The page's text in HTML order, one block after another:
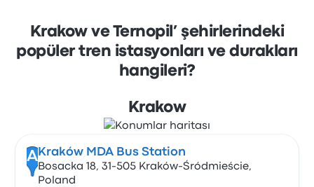
Krakow ve Ternopil’ şehirlerindeki
popüler tren istasyonları ve durakları
hangileri?
Krakow
A Kraków MDA Bus Station
Bosacka 18, 31-505 Kraków-Śródmieście,
Poland